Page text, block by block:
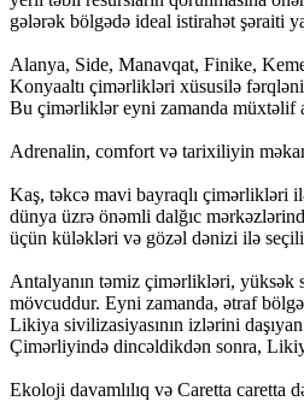
gələrək bölgədə ideal istirahət şəraiti
Alanya, Side, Manavqat, Finike,
Konyaaltı çimərlikləri xüsusilə
Bu çimərliklər eyni zamanda müxtəlif
Adrenalin, comfort və tarixiliyin
Kaş, təkcə mavi bayraqlı çimərlikləri
dünya üzrə önəmli dalğıc
üçün küləkləri və gözəl dənizi ilə
Antalyanın təmiz çimərlikləri, yüksək
mövcuddur. Eyni zamanda, ətraf
Likiya sivilizasiyasının izlərini
Çimərliyində dincəldikdən sonra,
Ekoloji davamlılıq və Caretta caretta